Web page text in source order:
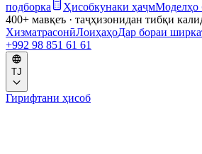
подборка
Ҳисобкунаки ҳаҷмМоделҳо
400+ мавқеъ · таҷҳизонидан тибқи
ХизматрасонӣЛоиҳаҳоДар бораи
+992 98 851 61 61
TJ
Гирифтани ҳисоб